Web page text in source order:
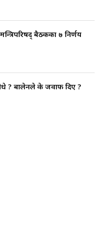
बैठकका ७ निर्णय
? बालेनले के जवाफ दिए ?